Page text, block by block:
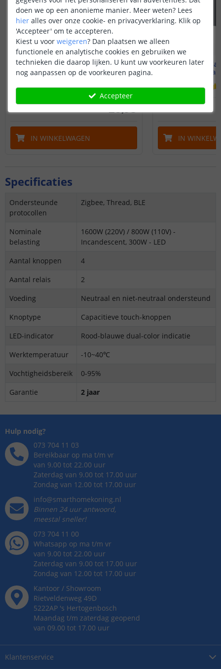
Aqara Wall Switch H1
Met neutrale draad - enkel
28,95
IN WINKELWAGEN
Aqara
Geen
IN
Specificaties
Ondersteunde
protocollen
Zigbee, Thread, BLE
Nominale
belasting
1600W (220V) / 800W (110V) -
Incandescent, 300W - LED
Aantal knoppen
4
Aantal relais
2
Voeding
Neutraal en niet-neutraal ondersteund
Knoptype
Capacitieve touch-knoppen
LED-indicator
Rood-blauwe dual-color indicatie
Werktemperatuur
-10~40℃
Vochtigheidsbereik
0-95%
Garantie
2 jaar
Klantenservice
Hulp nodig?
073 704 11 03
Bereikbaar op ma t/m vr
van 9.00 tot 22.00 uur
Zaterdag van 9.00 tot 17.00 uur
Zondag van 12.00 tot 17.00 uur
info@smarthomekoning.nl
Binnen 24 uur antwoord,
meestal sneller!
073 704 11 00
Whatsapp op ma t/m vr
van 9.00 tot 22.00 uur
Zaterdag van 9.00 tot 17.00 uur
Zondag van 12.00 tot 17.00 uur
Kantoor / Showroom
Rietveldenweg 49D
5222AP 's Hertogenbosch
Maandag t/m zaterdag geopend
van 09.00 tot 17.00 uur
doen we op een anonieme manier. Meer weten? Lees
hier alles over onze cookie- en privacyverklaring. Klik op
'Accepteer' om te accepteren.
Kiest u voor weigeren? Dan plaatsen we alleen
functionele en analytische cookies en gebruiken we
technieken die daarop lijken. U kunt uw voorkeuren later
nog aanpassen op de voorkeuren pagina.
Accepteer